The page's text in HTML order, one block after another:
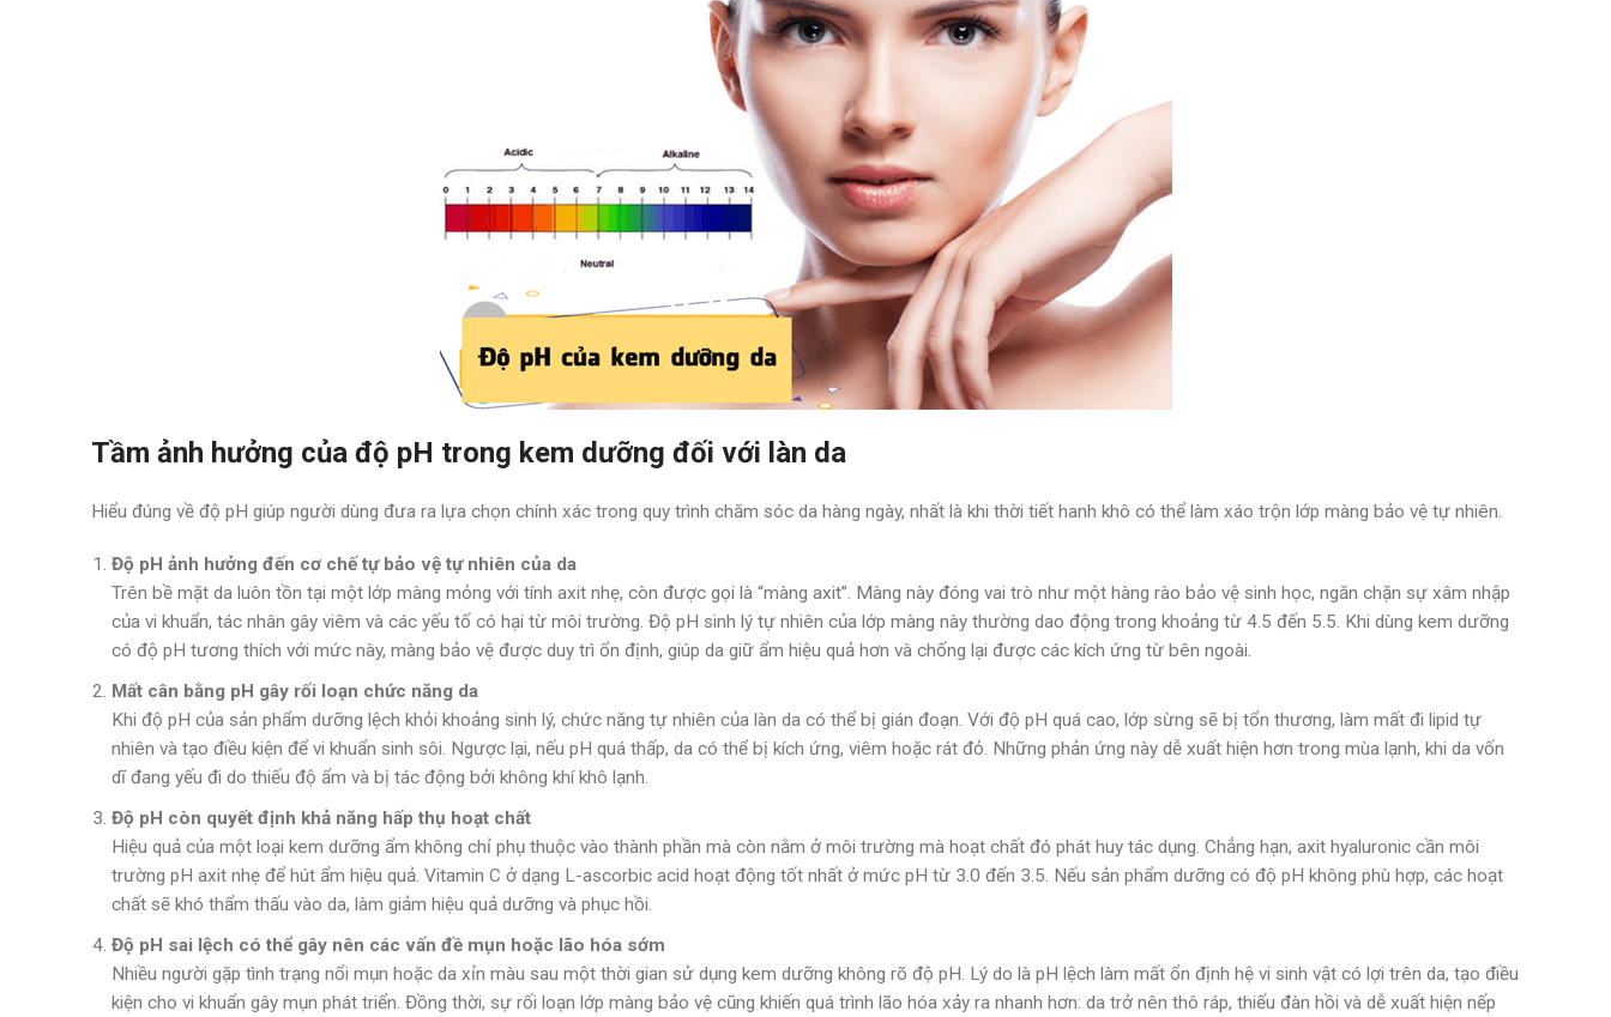
Tầm ảnh hưởng của độ pH trong kem dưỡng đối với làn da
Hiểu đúng về độ pH giúp người dùng đưa ra lựa chọn chính xác trong quy trình chăm sóc da hàng ngày, nhất là khi thời tiết hanh khô có thể làm xáo trộn lớp màng bảo vệ tự nhiên.
Độ pH ảnh hưởng đến cơ chế tự bảo vệ tự nhiên của da
Trên bề mặt da luôn tồn tại một lớp màng mỏng với tính axit nhẹ, còn được gọi là “màng axit”. Màng này đóng vai trò như một hàng rào bảo vệ sinh học, ngăn chặn sự xâm nhập
của vi khuẩn, tác nhân gây viêm và các yếu tố có hại từ môi trường. Độ pH sinh lý tự nhiên của lớp màng này thường dao động trong khoảng từ 4.5 đến 5.5. Khi dùng kem dưỡng
có độ pH tương thích với mức này, màng bảo vệ được duy trì ổn định, giúp da giữ ẩm hiệu quả hơn và chống lại được các kích ứng từ bên ngoài.
Mất cân bằng pH gây rối loạn chức năng da
Khi độ pH của sản phẩm dưỡng lệch khỏi khoảng sinh lý, chức năng tự nhiên của làn da có thể bị gián đoạn. Với độ pH quá cao, lớp sừng sẽ bị tổn thương, làm mất đi lipid tự
nhiên và tạo điều kiện để vi khuẩn sinh sôi. Ngược lại, nếu pH quá thấp, da có thể bị kích ứng, viêm hoặc rát đỏ. Những phản ứng này dễ xuất hiện hơn trong mùa lạnh, khi da vốn
dĩ đang yếu đi do thiếu độ ẩm và bị tác động bởi không khí khô lạnh.
Độ pH còn quyết định khả năng hấp thụ hoạt chất
Hiệu quả của một loại kem dưỡng ẩm không chỉ phụ thuộc vào thành phần mà còn nằm ở môi trường mà hoạt chất đó phát huy tác dụng. Chẳng hạn, axit hyaluronic cần môi
trường pH axit nhẹ để hút ẩm hiệu quả. Vitamin C ở dạng L-ascorbic acid hoạt động tốt nhất ở mức pH từ 3.0 đến 3.5. Nếu sản phẩm dưỡng có độ pH không phù hợp, các hoạt
chất sẽ khó thẩm thấu vào da, làm giảm hiệu quả dưỡng và phục hồi.
Độ pH sai lệch có thể gây nên các vấn đề mụn hoặc lão hóa sớm
Nhiều người gặp tình trạng nổi mụn hoặc da xỉn màu sau một thời gian sử dụng kem dưỡng không rõ độ pH. Lý do là pH lệch làm mất ổn định hệ vi sinh vật có lợi trên da, tạo điều
kiện cho vi khuẩn gây mụn phát triển. Đồng thời, sự rối loạn lớp màng bảo vệ cũng khiến quá trình lão hóa xảy ra nhanh hơn: da trở nên thô ráp, thiếu đàn hồi và dễ xuất hiện nếp